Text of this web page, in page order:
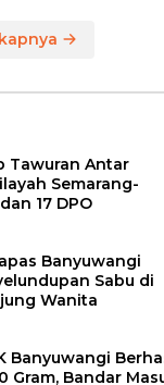
MEMPERINGATI
RI KE 80
Tawuran Antar
Semarang-
17 DPO
Banyuwangi
Sabu di
Wanita
Banyuwangi
Gram, Bandar